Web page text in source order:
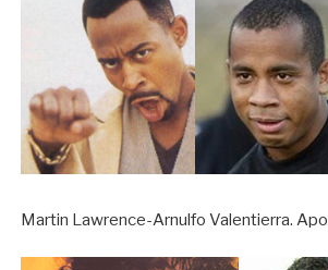
Martin Lawrence-Arnulfo Valentierra.